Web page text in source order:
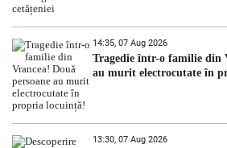
14:35, 07 Aug 2026
Tragedie într-o familie din
au murit electrocutate în
13:30, 07 Aug 2026